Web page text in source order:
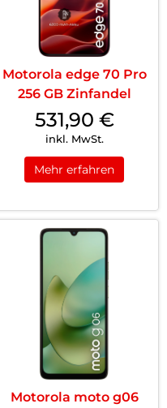
Motorola edge 70 Pro
256 GB Zinfandel
531,90 €
inkl. MwSt.
Mehr erfahren
Motorola moto g06